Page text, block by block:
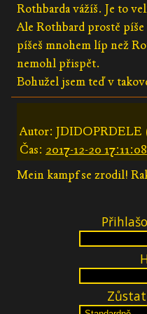
Rothbarda vážíš. Je to
Ale Rothbard prostě
píšeš mnohem líp než
nemohl přispět.
Bohužel jsem teď v
Autor: JDIDOPRDELE
Čas: 2017-12-20 17:11:08
Mein kampf se zrodil!